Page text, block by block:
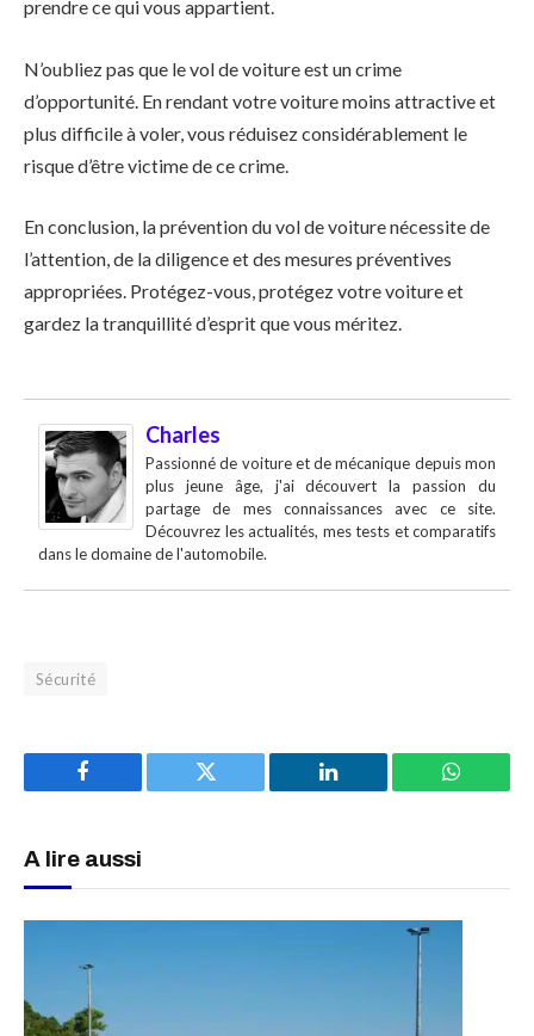
prendre ce qui vous appartient.
N’oubliez pas que le vol de voiture est un crime
d’opportunité. En rendant votre voiture moins attractive et
plus difficile à voler, vous réduisez considérablement le
risque d’être victime de ce crime.
En conclusion, la prévention du vol de voiture nécessite de
l’attention, de la diligence et des mesures préventives
appropriées. Protégez-vous, protégez votre voiture et
gardez la tranquillité d’esprit que vous méritez.
Charles
Passionné de voiture et de mécanique depuis mon
plus jeune âge, j'ai découvert la passion du
partage de mes connaissances avec ce site.
Découvrez les actualités, mes tests et comparatifs
dans le domaine de l'automobile.
Sécurité
Facebook Twitter LinkedIn
A lire aussi